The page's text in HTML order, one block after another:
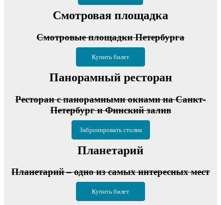
Смотровая площадка
Смотровые площадки Петербурга
Купить билет
Панорамный ресторан
Ресторан с панорамными окнами на Санкт-
Петербург и Финский залив
Забронировать столик
Планетарий
Планетарий – одно из самых интересных мест
Купить билет